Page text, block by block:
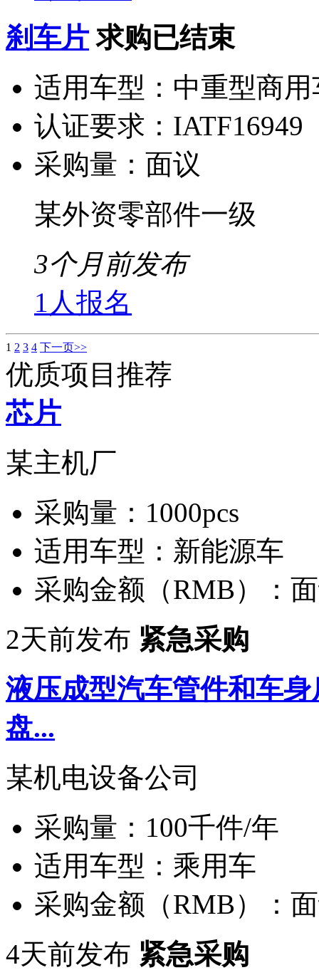
刹车片 求购已结束
适用车型： 中重型商
认证要求： IATF16949
采购量： 面议
某外资零部件一级
3个月前发布
1人报名
1 2 3 4 下一页>>
优质项目推荐
芯片
某主机厂
采购量： 1000pcs
适用车型： 新能源车
采购金额（RMB）：
2天前发布 紧急采购
液压成型汽车管件和车
盘...
某机电设备公司
采购量： 100千件/年
适用车型： 乘用车
采购金额（RMB）：
4天前发布 紧急采购